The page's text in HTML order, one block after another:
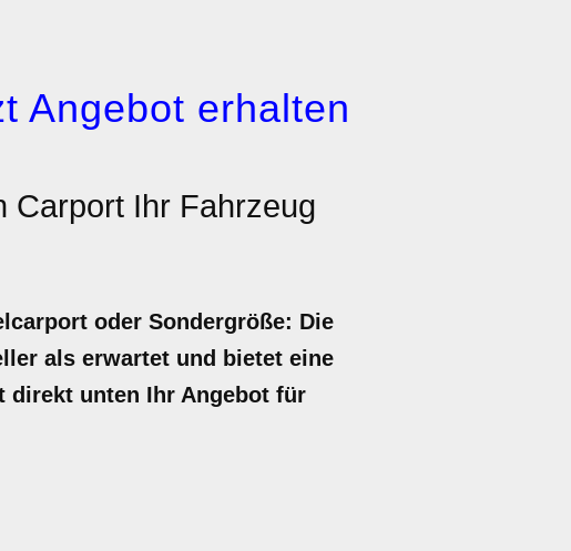
Angebot erhalten
Carport Ihr Fahrzeug
oder Sondergröße: Die
als erwartet und bietet eine
direkt unten Ihr Angebot für